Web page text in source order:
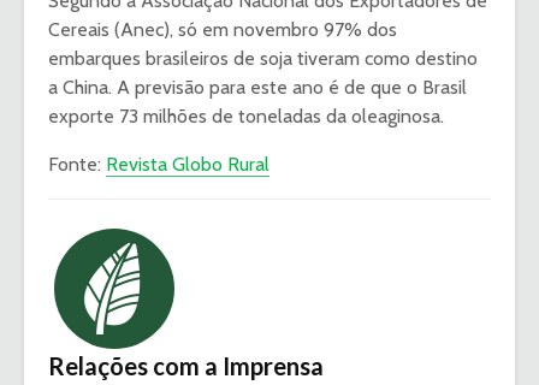
Cereais (Anec), só em novembro 97% dos
embarques brasileiros de soja tiveram como destino
a China. A previsão para este ano é de que o Brasil
exporte 73 milhões de toneladas da oleaginosa.
Fonte: Revista Globo Rural
Relações com a Imprensa